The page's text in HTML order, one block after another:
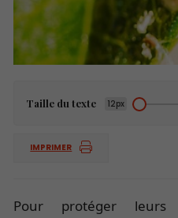
Taille du texte 12px
IMPRIMER
Pour protéger